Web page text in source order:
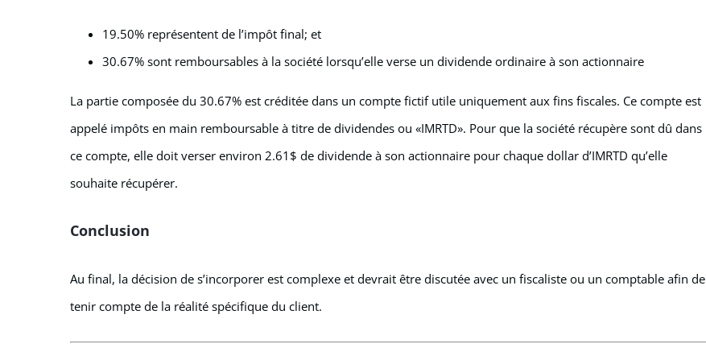
19.50% représentent de l’impôt final; et
30.67% sont remboursables à la société lorsqu’elle verse un dividende ordinaire à son actionnaire
La partie composée du 30.67% est créditée dans un compte fictif utile uniquement aux fins fiscales. Ce compte est
appelé impôts en main remboursable à titre de dividendes ou «IMRTD». Pour que la société récupère sont dû dans
ce compte, elle doit verser environ 2.61$ de dividende à son actionnaire pour chaque dollar d’IMRTD qu’elle
souhaite récupérer.
Conclusion
Au final, la décision de s’incorporer est complexe et devrait être discutée avec un fiscaliste ou un comptable afin de
tenir compte de la réalité spécifique du client.